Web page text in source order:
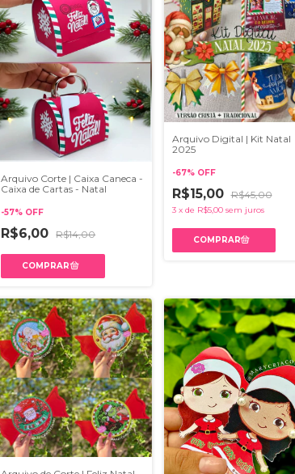
Arquivo Corte | Caixa Caneca -
Caixa de Cartas - Natal
-57% OFF
R$6,00 R$14,00
Arquivo Digital | Kit Natal
2025
-67% OFF
R$15,00 R$45,00
3 x de R$5,00 sem juros